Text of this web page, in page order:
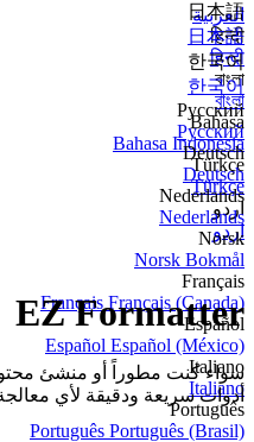
العربية
हिन्दी
हिन्दी
বাংলা
বাংলা
Bahasa
Bahasa Indonesia
Türkçe
Türkçe
اردو
اردو
日本語
日本語
한국어
한국어
Русский
Русский
Deutsch
Deutsch
Nederlands
Nederlands
Norsk
Norsk Bokmål
Français
Français Français (Canada)
Español
Español Español (México)
Italiano
Italiano
Português
Português Português (Brasil)
EZ Formatter
أدوات سريعة ودقيقة لأي